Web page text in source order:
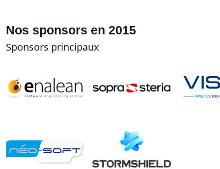
Nos sponsors en 2015
Sponsors principaux